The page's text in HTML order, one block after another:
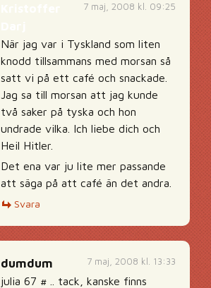
7 maj, 2008 kl. 09:25
När jag var i Tyskland som liten
knodd tillsammans med morsan så
satt vi på ett café och snackade.
Jag sa till morsan att jag kunde
två saker på tyska och hon
undrade vilka. Ich liebe dich och
Heil Hitler.
Det ena var ju lite mer passande
att säga på att café än det andra.
Svara
7 maj, 2008 kl. 13:33
dumdum
julia 67 # .. tack, kanske finns